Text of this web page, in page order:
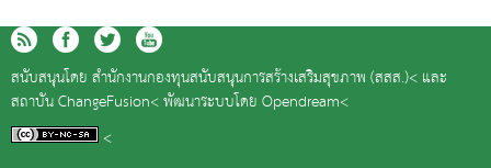
สนับสนุนโดย สำนักงานกองทุนสนับสนุนการสร้างเสริมสุขภาพ (สสส.)< และ
สถาบัน ChangeFusion<พัฒนาระบบโดย Opendream<
<